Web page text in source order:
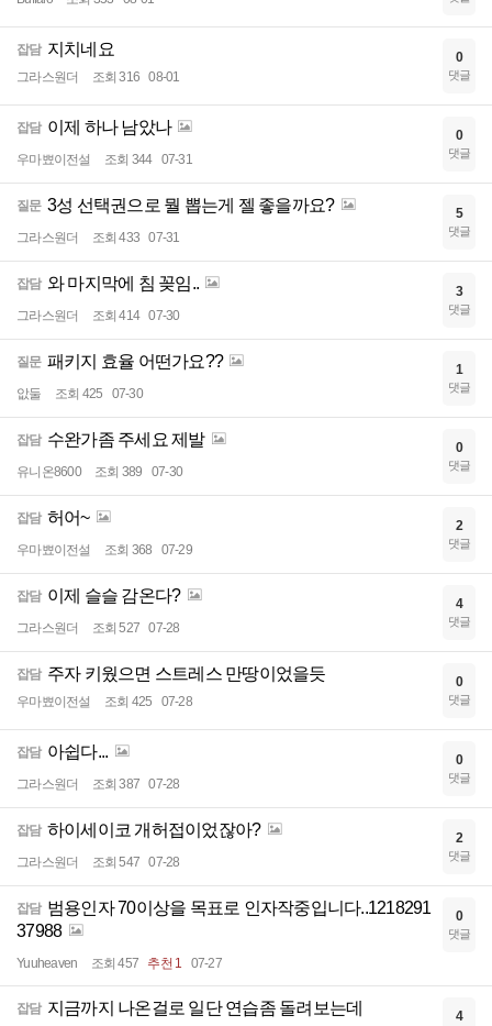
잡담 지치네요
그라스원더 조회 316 08-01
0
댓글
잡담 이제 하나 남았나
우마뾰이전설 조회 344 07-31
0
댓글
질문 3성 선택권으로 뭘 뽑는게 젤 좋을까요?
그라스원더 조회 433 07-31
5
댓글
잡담 와 마지막에 침 꽂임..
그라스원더 조회 414 07-30
3
댓글
질문 패키지 효율 어떤가요??
앖둘 조회 425 07-30
1
댓글
잡담 수완가좀 주세요 제발
유니온8600 조회 389 07-30
0
댓글
잡담 허어~
우마뾰이전설 조회 368 07-29
2
댓글
잡담 이제 슬슬 감온다?
그라스원더 조회 527 07-28
4
댓글
잡담 주자 키웠으면 스트레스 만땅이었을듯
우마뾰이전설 조회 425 07-28
0
댓글
잡담 아쉽다...
그라스원더 조회 387 07-28
0
댓글
잡담 하이세이코 개허접이었잖아?
그라스원더 조회 547 07-28
2
댓글
잡담 범용인자 70이상을 목표로 인자작중입니다..1218291
37988
Yuuheaven 조회 457 추천 1 07-27
0
댓글
잡담 지금까지 나온걸로 일단 연습좀 돌려보는데 4